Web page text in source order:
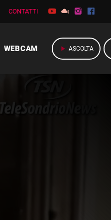
CONTATTI
WEBCAM play_arrow ASCOLTA